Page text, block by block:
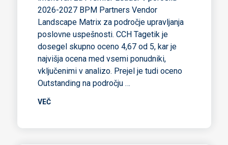
2026-2027 BPM Partners Vendor
Landscape Matrix za področje upravljanja
poslovne uspešnosti. CCH Tagetik je
dosegel skupno oceno 4,67 od 5, kar je
najvišja ocena med vsemi ponudniki,
vključenimi v analizo. Prejel je tudi oceno
Outstanding na področju …
VEČ